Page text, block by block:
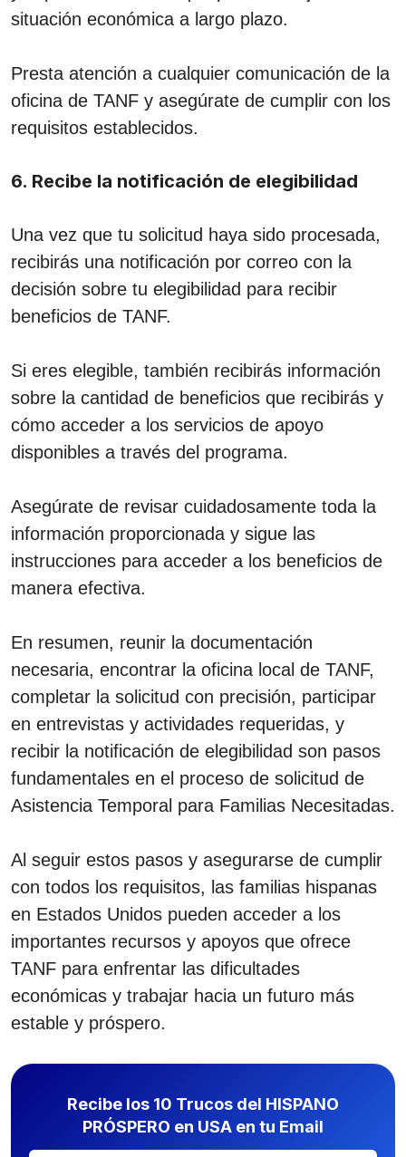
situación económica a largo plazo.
Presta atención a cualquier comunicación de la
oficina de TANF y asegúrate de cumplir con los
requisitos establecidos.
6. Recibe la notificación de elegibilidad
Una vez que tu solicitud haya sido procesada,
recibirás una notificación por correo con la
decisión sobre tu elegibilidad para recibir
beneficios de TANF.
Si eres elegible, también recibirás información
sobre la cantidad de beneficios que recibirás y
cómo acceder a los servicios de apoyo
disponibles a través del programa.
Asegúrate de revisar cuidadosamente toda la
información proporcionada y sigue las
instrucciones para acceder a los beneficios de
manera efectiva.
En resumen, reunir la documentación
necesaria, encontrar la oficina local de TANF,
completar la solicitud con precisión, participar
en entrevistas y actividades requeridas, y
recibir la notificación de elegibilidad son pasos
fundamentales en el proceso de solicitud de
Asistencia Temporal para Familias Necesitadas.
Al seguir estos pasos y asegurarse de cumplir
con todos los requisitos, las familias hispanas
en Estados Unidos pueden acceder a los
importantes recursos y apoyos que ofrece
TANF para enfrentar las dificultades
económicas y trabajar hacia un futuro más
estable y próspero.
Recibe los 10 Trucos del HISPANO
PRÓSPERO en USA en tu Email